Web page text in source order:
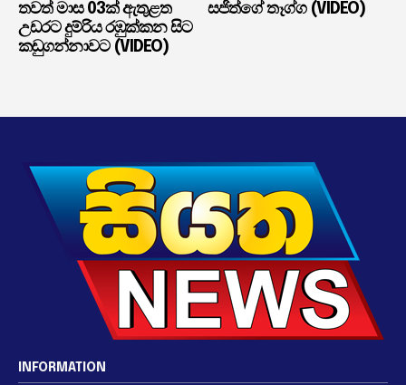
තවත් මාස 03ක් ඇතුළත
උඩරට දුම්රිය රඹුක්කන සිට
කඩුගන්නාවට (VIDEO)
සජිත්ගේ තෑග්ග (VIDEO)
INFORMATION